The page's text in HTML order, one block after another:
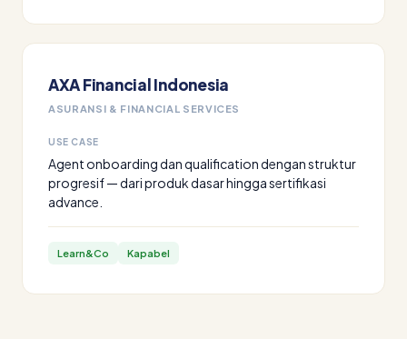
AXA Financial Indonesia
ASURANSI & FINANCIAL SERVICES
USE CASE
Agent onboarding dan qualification dengan struktur
progresif — dari produk dasar hingga sertifikasi
advance.
Learn&Co Kapabel